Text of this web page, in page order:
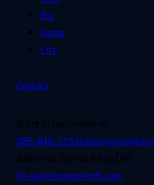
Biz
Game
Life
Contact
ฝ่ายขาย และการตลาด
085-848-2253
สมัครงาน/ฝึกงาน ติดต่อได้ที่
hr-ga@shownolimit.com